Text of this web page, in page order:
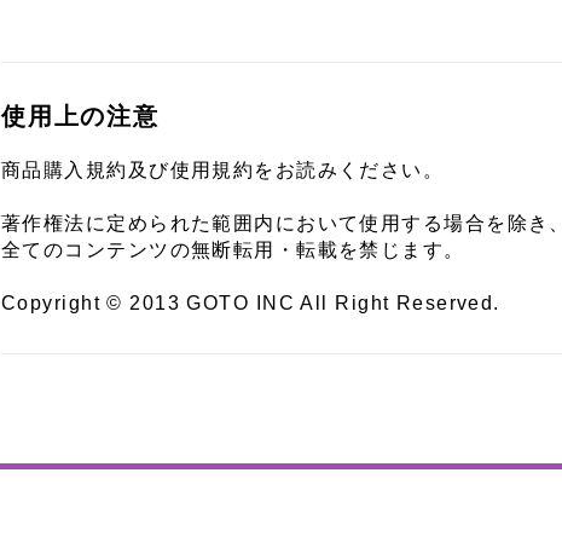
使用上の注意
商品購入規約及び使用規約をお読みください。
著作権法に定められた範囲内において使用する場合を除き、
全てのコンテンツの無断転用・転載を禁じます。
Copyright © 2013 GOTO INC All Right Reserved.